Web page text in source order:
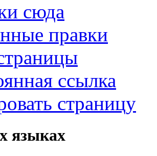
сюда
правки
ссылка
страницу
языках